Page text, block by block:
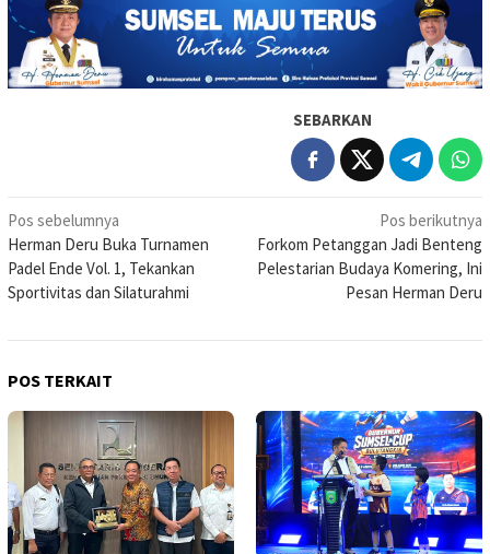
SEBARKAN
Navigasi
pos
Pos sebelumnya
Herman Deru Buka Turnamen
Padel Ende Vol. 1, Tekankan
Sportivitas dan Silaturahmi
Pos berikutnya
Forkom Petanggan Jadi Benteng
Pelestarian Budaya Komering, Ini
Pesan Herman Deru
POS TERKAIT